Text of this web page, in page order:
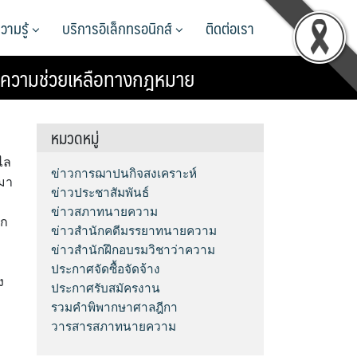
ามรู้ บริการอิเล็กทรอนิกส์ ติดต่อเรา
ามช่วยเหลือทางกฎหมาย
ล
า
หมวดหมู่
ข่าวการฌาปนกิจสงเคราะห์
ข่าวประชาสัมพันธ์
ข่าวสภาทนายความ
ข่าวสำนักคดีมรรยาทนายความ
ข่าวสำนักฝึกอบรมวิชาว่าความ
ประกาศจัดซื้อจัดจ้าง
ประกาศรับสมัครงาน
รวมคำพิพากษาศาลฎีกา
วารสารสภาทนายความ